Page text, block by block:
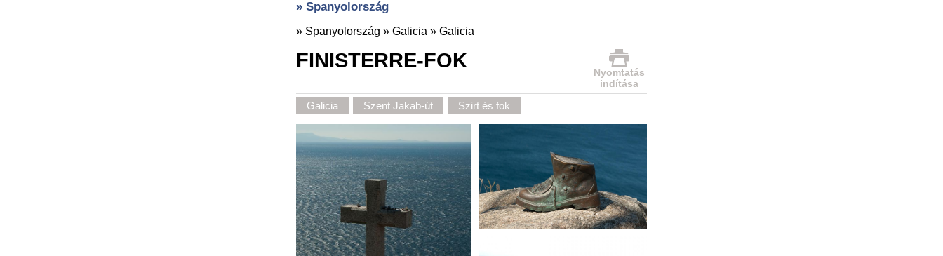
» Spanyolország
» Spanyolország » Galicia » Galicia
FINISTERRE-FOK
Nyomtatás
indítása
Galicia Szent Jakab-út Szirt és fok